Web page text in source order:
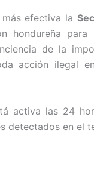
efectiva la
hondureña
de la
acción ilegal
activa las 24
detectados en el